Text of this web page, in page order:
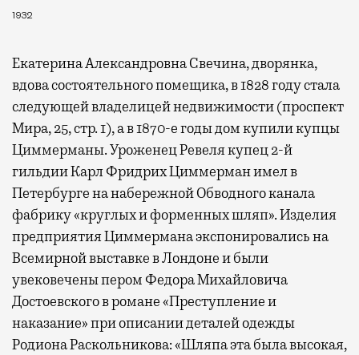
1932
Екатерина Александровна Свечина, дворянка,
вдова состоятельного помещика, в 1828 году стала
следующей владелицей недвижимости (проспект
Мира, 25, стр. 1), а в 1870-е годы дом купили купцы
Циммерманы. Уроженец Ревеля купец 2-й
гильдии Карл Фридрих Циммерман имел в
Петербурге на набережной Обводного канала
фабрику «круглых и форменных шляп». Изделия
предприятия Циммермана экспонировались на
Всемирной выставке в Лондоне и были
увековечены пером Федора Михайловича
Достоевского в романе «Преступление и
наказание» при описании деталей одежды
Родиона Раскольникова: «Шляпа эта была высокая,